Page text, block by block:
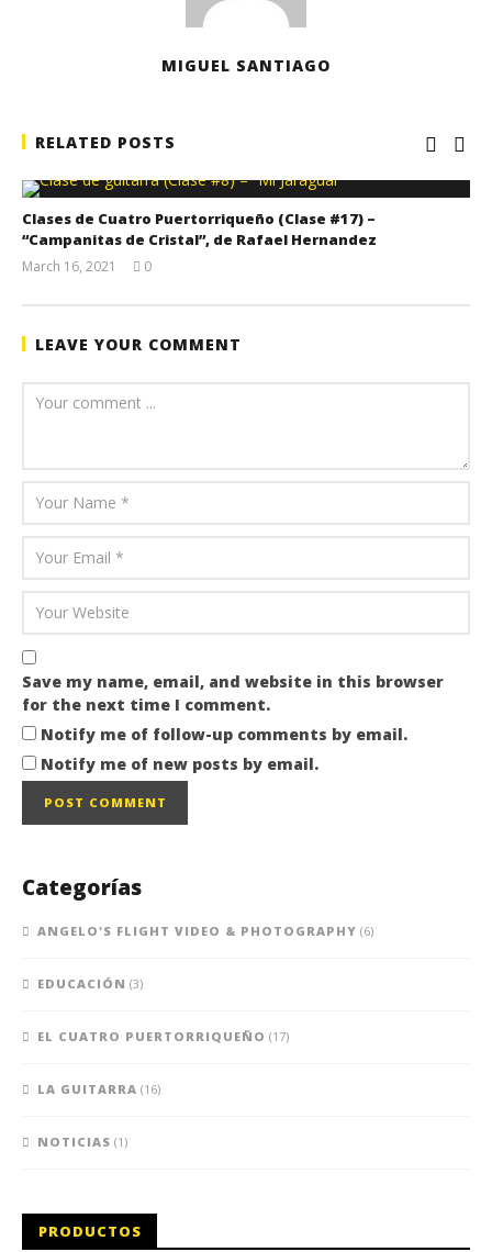
MIGUEL SANTIAGO
RELATED POSTS
Clases de Cuatro Puertorriqueño (Clase #17) –
“Campanitas de Cristal”, de Rafael Hernandez
March 16, 2021
Santiago
0
LEAVE YOUR COMMENT
Save my name, email, and website in this browser
for the next time I comment.
Notify me of follow-up comments by email.
Notify me of new posts by email.
Categorías
ANGELO'S FLIGHT VIDEO & PHOTOGRAPHY (6)
EDUCACIÓN (3)
EL CUATRO PUERTORRIQUEÑO (17)
LA GUITARRA (16)
NOTICIAS (1)
PRODUCTOS